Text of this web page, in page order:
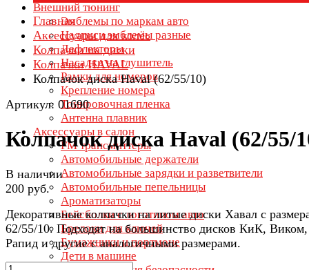
Внешний тюнинг
Эмблемы по маркам авто
Надписи эмблемы разные
Дефлекторы
Насадки на глушитель
Рамки для номеров
Крепление номера
Тонировочная пленка
Антенна плавник
Аксессуары в салон
FM трансмиттеры
Автомобильные держатели
Автомобильные зарядки и разветвители
Автомобильные пепельницы
Ароматизаторы
Бейсболки с логотипом авто
Брелоки для ключей
Бумажники и портмоне
Дети в машине
Главная
Аксессуары для колёс
Колпачки на диски
Колпачки HAVAL
Колпачок диска Haval (62/55/10)
Артикул: 01690
Колпачок диска Haval (62/55/
В наличии
200 руб.
Декоративные колпачки на литые диски Хавал с
62/55/10. Подходят на большинство дисков КиК, Виком,
Рапид и другие с аналогичными размерами.